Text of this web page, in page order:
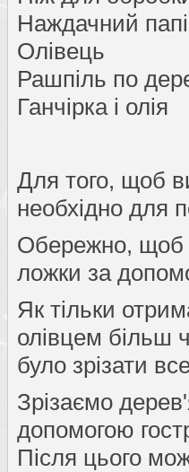
Наждачний
Олівець
Рашпіль по
Ганчірка і олія
Для того, щоб
необхідно для
Обережно, щоб
ложки за
Як тільки
олівцем більш
було зрізати
Зрізаємо
допомогою
Після цього